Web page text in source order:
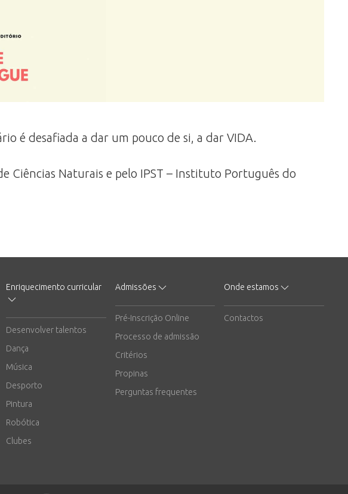
é desafiada a dar um pouco de si, a dar VIDA.
Ciências Naturais e pelo IPST – Instituto Português do
Enriquecimento curricular
Desenvolver talentos
Dança
Música
Desporto
Pintura
Robótica
Clubes
Admissões
Pré-Inscrição Online
Processo de admissão
Critérios
Propinas
Perguntas frequentes
Onde estamos
Contactos